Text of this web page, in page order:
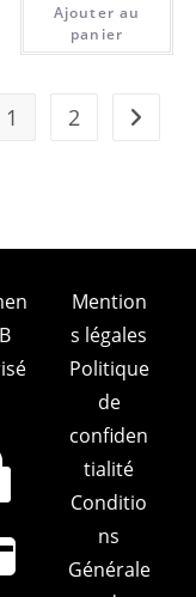
Ajouter au
panier
1 2
Mention
s légales
Politique
de
confiden
tialité
Conditio
ns
Générale